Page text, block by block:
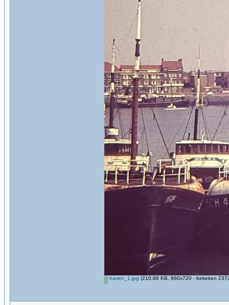
haven_1.jpg (210.86 KB, 960x720 - bekeken